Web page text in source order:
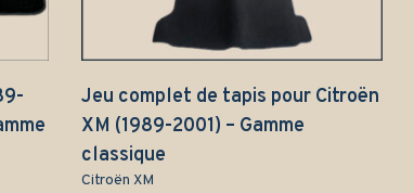
Jeu complet de tapis pour Citroën
XM (1989-2001) – Gamme
classique
Citroën XM